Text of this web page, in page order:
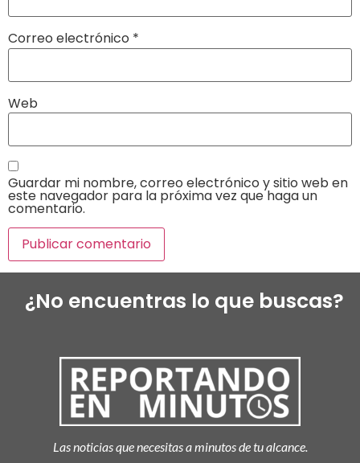
Correo electrónico *
Web
Guardar mi nombre, correo electrónico y sitio web en
este navegador para la próxima vez que haga un
comentario.
¿No encuentras lo que buscas?
Las noticias que necesitas a minutos de tu alcance.